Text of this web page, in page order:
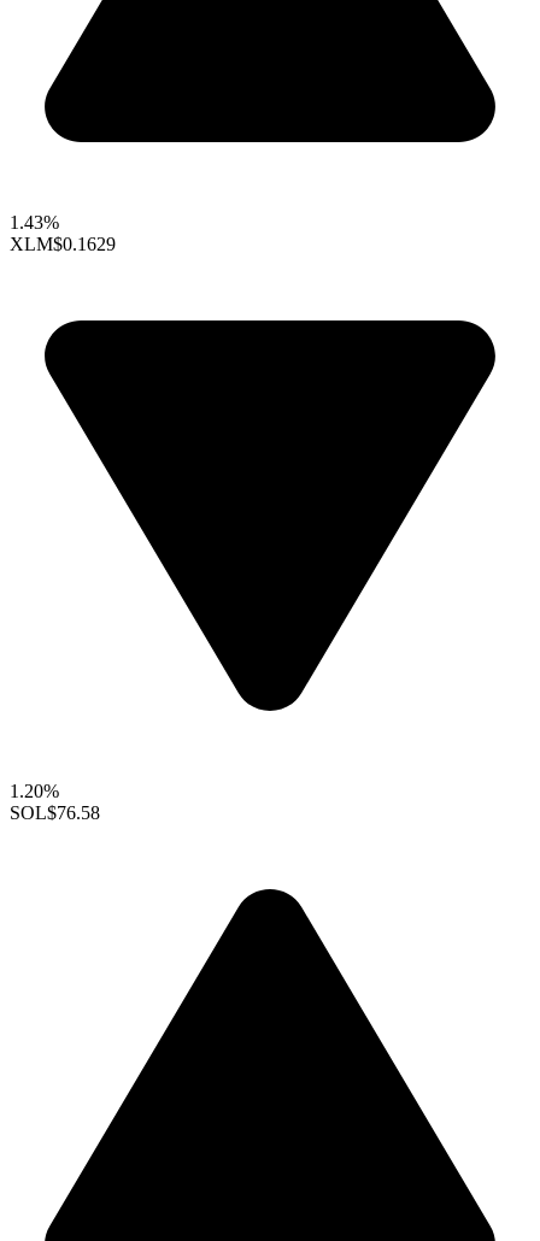
1.43%
XLM$0.1629
1.20%
SOL$76.58